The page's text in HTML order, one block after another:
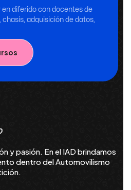
en diferido con docentes de
adquisición de datos,
y pasión. En el IAD brindamos
dentro del Automovilismo